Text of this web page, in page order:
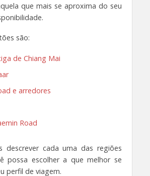
que mais se aproxima do seu
são:
de Chiang Mai
e arredores
Road
descrever cada uma das regiões
possa escolher a que melhor se
perfil de viagem.